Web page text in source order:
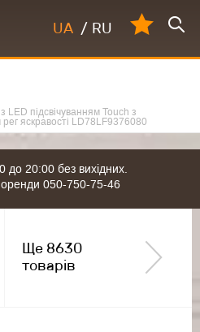
UA / RU
підсвічуванням Touch з
яскравості LD78LF9376080
20:00 без вихідних.
оренди 050-750-75-46
Ще 8630
товарів